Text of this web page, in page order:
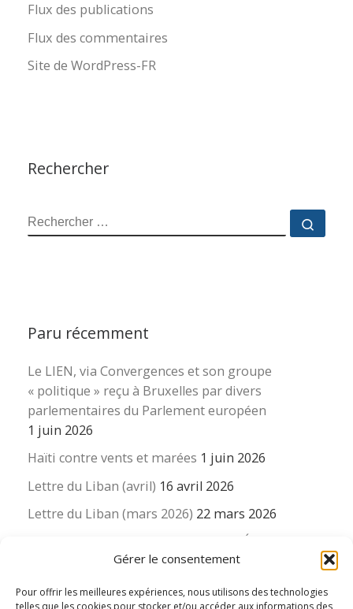
Gérer le consentement
Pour offrir les meilleures expériences, nous utilisons des technologies
telles que les cookies pour stocker et/ou accéder aux informations des
Flux des publications
Flux des commentaires
Site de WordPress-FR
Rechercher
RECHERCHER
Paru récemment
Le LIEN, via Convergences et son groupe
« politique » reçu à Bruxelles par divers
parlementaires du Parlement européen
1 juin 2026
Haïti contre vents et marées 1 juin 2026
Lettre du Liban (avril) 16 avril 2026
Lettre du Liban (mars 2026) 22 mars 2026
La revue « Educateur » décapitée ? L’Éducation
nouvelle et ses liens avec la revue du Syndicat
16 mars 2026